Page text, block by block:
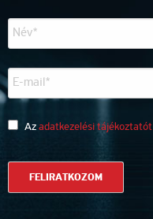
Az adatkezelési tájékoztatót